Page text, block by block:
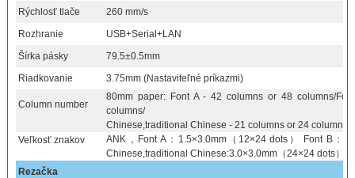
Rýchlosť tlače
260 mm/s
Rozhranie
USB+Serial+LAN
Šírka pásky
79.5±0.5mm
Riadkovanie
3.75mm (Nastaviteľné príkazmi)
Column number
80mm paper: Font A - 42 columns or 48 columns/
columns/
Chinese,traditional Chinese - 21 columns or 24 columns
Veľkosť znakov
ANK，Font A：1.5×3.0mm（12×24 dots） Font B：
Chinese,traditional Chinese:3.0×3.0mm（24×24 dots）
Rezačka